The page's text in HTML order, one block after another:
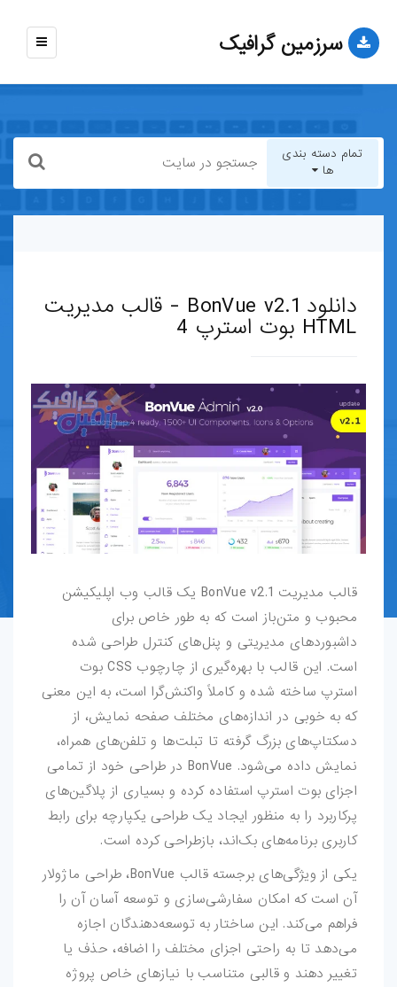
سرزمین گرافیک
نمایش
تمام دسته بندی
ها
تمام دسته بندی ها
قالب-وردپرس
قالب-جوملا
قالب-پرستاشاپ
قالب-OpenCart
قالب-دروپال
قالب-whmcs
افزونه-وردپرس
طرح-لایه-باز
بروشور-و-کاتالوگ
پوستر
کارت-ویزیت
وکتور
قالب-پست-
دانلود BonVue v2.1 - قالب مدیریت
HTML بوت استرپ 4
قالب مدیریت BonVue v2.1 یک قالب وب اپلیکیشن
محبوب و متن‌باز است که به طور خاص برای
داشبوردهای مدیریتی و پنل‌های کنترل طراحی شده
است. این قالب با بهره‌گیری از چارچوب CSS بوت
استرپ ساخته شده و کاملاً واکنش‌گرا است، به این معنی
که به خوبی در اندازه‌های مختلف صفحه نمایش، از
دسکتاپ‌های بزرگ گرفته تا تبلت‌ها و تلفن‌های همراه،
نمایش داده می‌شود. BonVue در طراحی خود از تمامی
اجزای بوت استرپ استفاده کرده و بسیاری از پلاگین‌های
پرکاربرد را به منظور ایجاد یک طراحی یکپارچه برای رابط
کاربری برنامه‌های بک‌اند، بازطراحی کرده است.
یکی از ویژگی‌های برجسته قالب BonVue، طراحی ماژولار
آن است که امکان سفارشی‌سازی و توسعه آسان آن را
فراهم می‌کند. این ساختار به توسعه‌دهندگان اجازه
می‌دهد تا به راحتی اجزای مختلف را اضافه، حذف یا
تغییر دهند و قالبی متناسب با نیازهای خاص پروژه